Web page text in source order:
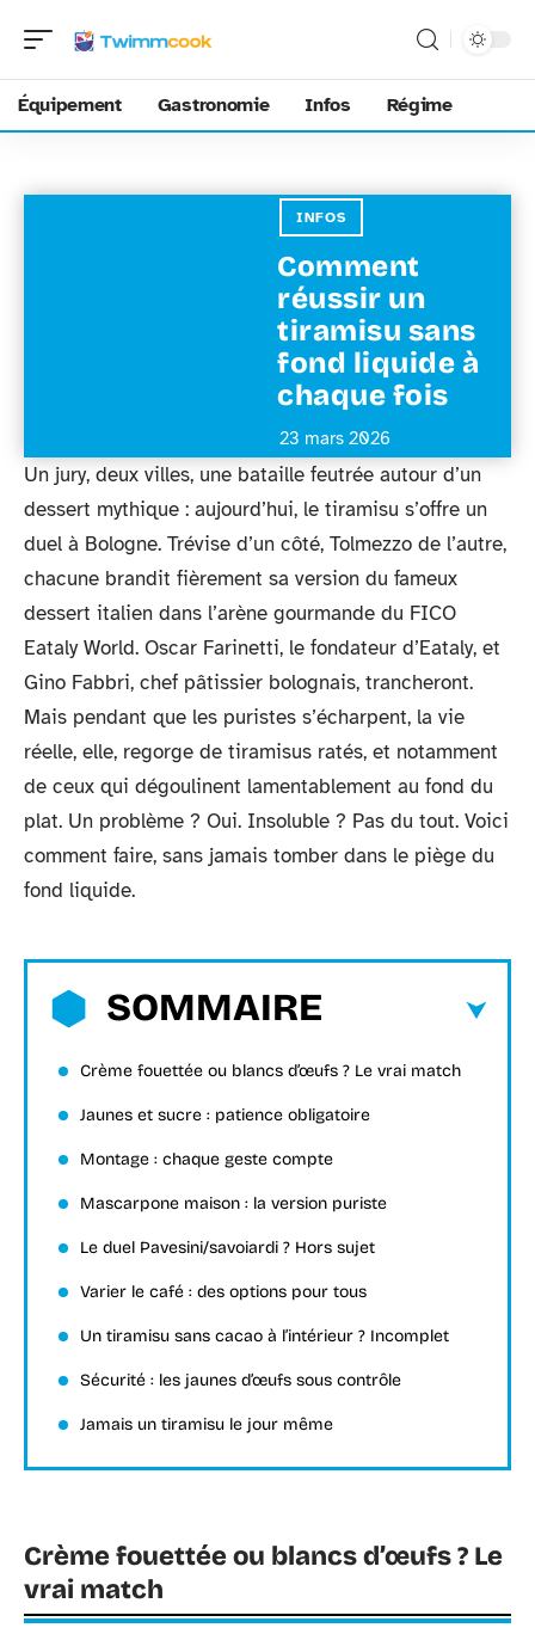
Équipement Gastronomie Infos Régime
INFOS
Comment
réussir un
tiramisu sans
fond liquide à
chaque fois
23 mars 2026
Un jury, deux villes, une bataille feutrée autour d’un
dessert mythique : aujourd’hui, le tiramisu s’offre un
duel à Bologne. Trévise d’un côté, Tolmezzo de l’autre,
chacune brandit fièrement sa version du fameux
dessert italien dans l’arène gourmande du FICO
Eataly World. Oscar Farinetti, le fondateur d’Eataly, et
Gino Fabbri, chef pâtissier bolognais, trancheront.
Mais pendant que les puristes s’écharpent, la vie
réelle, elle, regorge de tiramisus ratés, et notamment
de ceux qui dégoulinent lamentablement au fond du
plat. Un problème ? Oui. Insoluble ? Pas du tout. Voici
comment faire, sans jamais tomber dans le piège du
fond liquide.
SOMMAIRE
Crème fouettée ou blancs d’œufs ? Le vrai match
Jaunes et sucre : patience obligatoire
Montage : chaque geste compte
Mascarpone maison : la version puriste
Le duel Pavesini/savoiardi ? Hors sujet
Varier le café : des options pour tous
Un tiramisu sans cacao à l’intérieur ? Incomplet
Sécurité : les jaunes d’œufs sous contrôle
Jamais un tiramisu le jour même
Crème fouettée ou blancs d’œufs ? Le
vrai match